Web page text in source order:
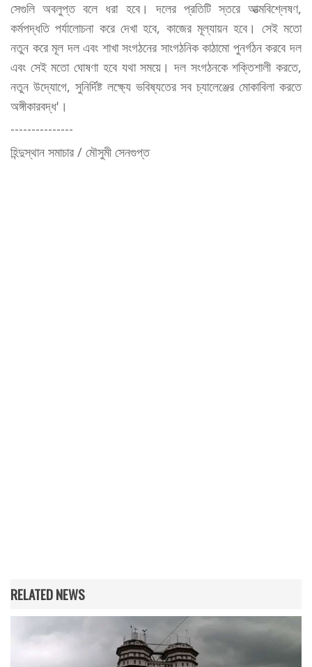
সেগুলি অবলুপ্ত বলে ধরা হবে। দলের প্রতিটি স্তরে আত্মবিশ্লেষণ,
কর্মপদ্ধতি পর্যালোচনা করে দেখা হবে, কাজের মূল্যায়ন হবে। সেই মতো
নতুন করে মূল দল এবং শাখা সংগঠনের সাংগঠনিক কাঠামো পুনর্গঠন করবে দল
এবং সেই মতো ঘোষণা হবে যথা সময়ে। দল সংগঠনকে শক্তিশালী করতে,
নতুন উদ্যোগে, সুনির্দিষ্ট লক্ষ্যে ভবিষ্যতের সব চ্যালেঞ্জের মোকাবিলা করতে
অঙ্গীকারবদ্ধ'।
---------------
হিন্দুস্থান সমাচার / মৌসুমী সেনগুপ্ত
RELATED NEWS